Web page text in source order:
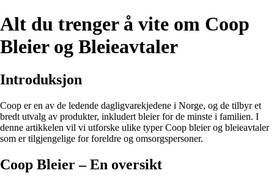
Alt du trenger å vite om Coop
Bleier og Bleieavtaler
Introduksjon
Coop er en av de ledende dagligvarekjedene i Norge, og de tilbyr et
bredt utvalg av produkter, inkludert bleier for de minste i familien. I
denne artikkelen vil vi utforske ulike typer Coop bleier og bleieavtaler
som er tilgjengelige for foreldre og omsorgspersoner.
Coop Bleier – En oversikt